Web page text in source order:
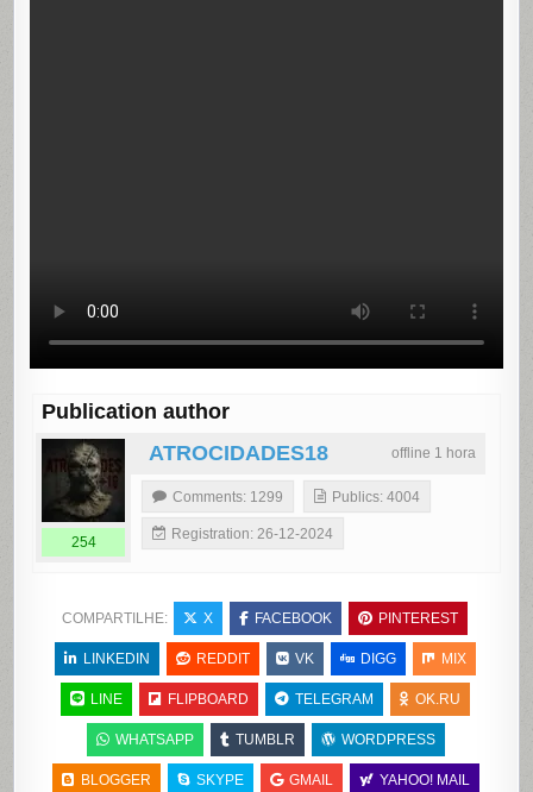
Publication author
offline 1 hora
ATROCIDADES18
254
Comments: 1299 Publics: 4004
Registration: 26-12-2024
COMPARTILHE: X FACEBOOK PINTEREST
LINKEDIN REDDIT VK DIGG MIX
LINE FLIPBOARD TELEGRAM OK.RU
WHATSAPP TUMBLR WORDPRESS
BLOGGER SKYPE GMAIL YAHOO! MAIL